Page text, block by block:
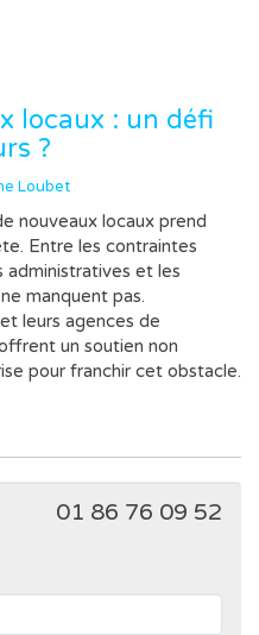
locaux : un défi
?
Loubet
nouveaux locaux prend
Entre les contraintes
administratives et les
manquent pas.
leurs agences de
un soutien non
pour franchir cet obstacle.
01 86 76 09 52